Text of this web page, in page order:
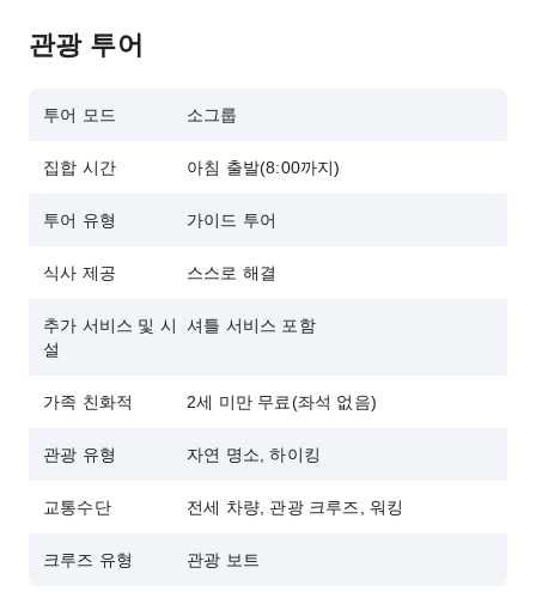
관광 투어
투어 모드 소그룹
집합 시간 아침 출발(8:00까지)
투어 유형 가이드 투어
식사 제공 스스로 해결
추가 서비스 및 시
설
셔틀 서비스 포함
가족 친화적 2세 미만 무료(좌석 없음)
관광 유형 자연 명소, 하이킹
교통수단 전세 차량, 관광 크루즈, 워킹
크루즈 유형 관광 보트